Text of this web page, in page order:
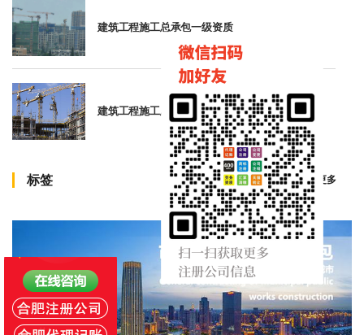
建筑工程施工总承包一级资质
建筑工程施工总承包二级资质
标签 查看更多